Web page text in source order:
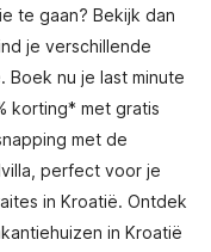
te gaan? Bekijk dan
je verschillende
nu je last minute
korting* met gratis
met de
perfect voor je
in Kroatië. Ontdek
in Kroatië